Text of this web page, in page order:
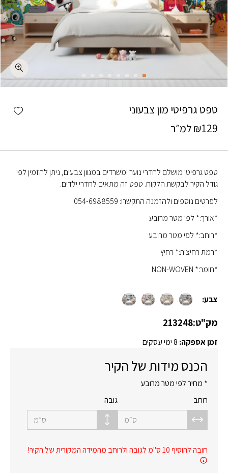
טפט גרפיטי מון צבעוני
₪129 למ״ר
טפט גרפיטי מושלם לחדרי נוער ומשרדים במגוון צבעים, ניתן להזמין לפי
גודל הקיר לבקשת הלקוח. טפט זה מתאים לחדרי ילדים.
לפרטים נוספים ולהזמנה התקשרו: 054-6988559
*אורך:* לפי מטר מרובע
*רוחב:* לפי מטר מרובע
*רמת רחיצות:* רחיץ
*חומר:* NON-WOVEN
צבע:
מק"ט:213248
זמן אספקה: 8 ימי עסקים
הכנס מידות של הקיר
* מחיר לפי מטר מרובע
רוחב
ס״מ
גובה
ס״מ
חובה להוסיף 10 ס"מ לגובה ולרוחב מהמידה המקורית של הקיר!